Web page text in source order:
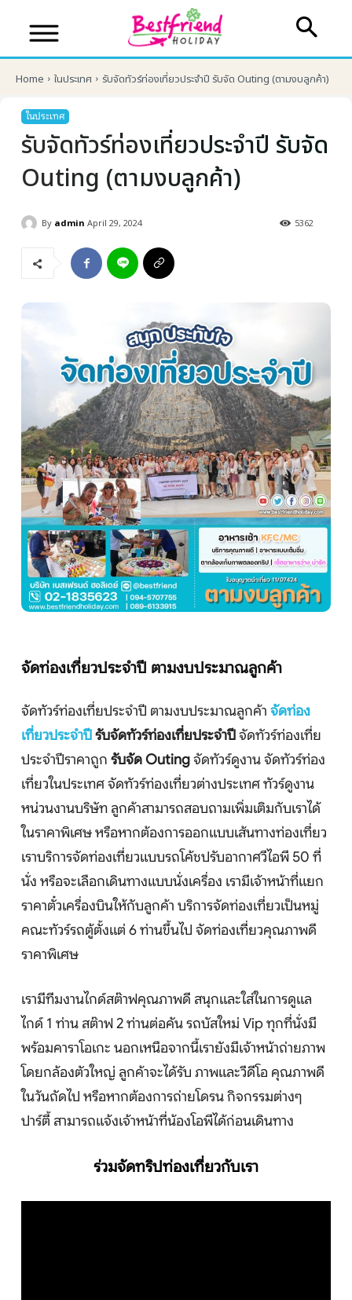
บริษัทเบสเฟรนด์ ฮอลิเดย์
เส้นทางที่ต้องการ
หน้าแรก
ทัวร์ต่างประเทศ
จัดกรุ๊ปต่างประเทศ
ทัวร์ในประเทศ
จัดกรุ๊ปในประเทศ
เรือเจ้าพระยา
บริการอื่นๆ
ติดต่อเรา
Search
Home ในประเทศ รับจัดทัวร์ท่องเที่ยวประจำปี รับจัด Outing (ตามงบลูกค้า)
ในประเทศ
รับจัดทัวร์ท่องเที่ยวประจำปี รับจัด
Outing (ตามงบลูกค้า)
By admin April 29, 2024 5362
จัดท่องเที่ยวประจำปี ตามงบประมาณลูกค้า
จัดทัวร์ท่องเที่ยประจำปี ตามงบประมาณลูกค้า จัดท่อง
เที่ยวประจำปีรับจัดทัวร์ท่องเที่ยประจำปีจัดทัวร์ท่องเที่ย
ประจำปีราคาถูก รับจัด Outingจัดทัวร์ดูงาน จัดทัวร์ท่อง
เที่ยวในประเทศ จัดทัวร์ท่องเที่ยวต่างประเทศ ทัวร์ดูงาน
หน่วนงานบริษัท ลูกค้าสามารถสอบถามเพิ่มเติมกับเราได้
ในราคาพิเศษ หรือหากต้องการออกแบบเส้นทางท่องเที่ยว
เราบริการจัดท่องเที่ยวแบบรถโค้ชปรับอากาศวีไอพี 50 ที่
นั่ง หรือจะเลือกเดินทางแบบนั่งเครื่อง เรามีเจ้าหน้าที่แยก
ราคาตั๋วเครื่องบินให้กับลูกค้า บริการจัดท่องเที่ยวเป็นหมู่
คณะทัวร์รถตู้ตั้งแต่ 6 ท่านขึ้นไป จัดท่องเที่ยวคุณภาพดี
ราคาพิเศษ
เรามีทีมงานไกด์สต๊าฟคุณภาพดี สนุกและใส่ในการดูแล
ไกด์ 1 ท่าน สต๊าฟ 2 ท่านต่อคัน รถบัสใหม่ Vip ทุกที่นั่งมี
พร้อมคาราโอเกะ นอกเหนือจากนี้เรายังมีเจ้าหน้าถ่ายภาพ
โดยกล้องตัวใหญ่ ลูกค้าจะได้รับ ภาพและวีดีโอ คุณภาพดี
ในวันถัดไป หรือหากต้องการถ่ายโดรน กิจกรรมต่างๆ
ปาร์ตี้ สามารถแจ้งเจ้าหน้าที่น้องโอพีได้ก่อนเดินทาง
ร่วมจัดทริปท่องเที่ยวกับเรา